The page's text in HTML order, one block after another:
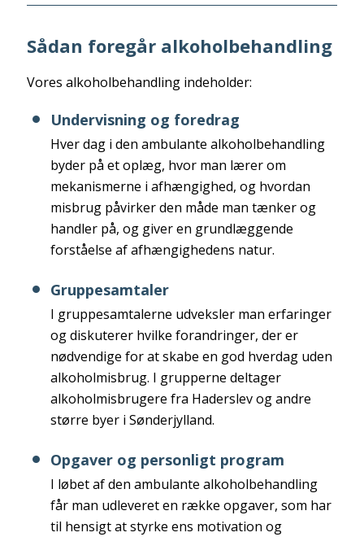
Sådan foregår alkoholbehandling
Vores alkoholbehandling indeholder:
Undervisning og foredrag
Hver dag i den ambulante alkoholbehandling
byder på et oplæg, hvor man lærer om
mekanismerne i afhængighed, og hvordan
misbrug påvirker den måde man tænker og
handler på, og giver en grundlæggende
forståelse af afhængighedens natur.
Gruppesamtaler
I gruppesamtalerne udveksler man erfaringer
og diskuterer hvilke forandringer, der er
nødvendige for at skabe en god hverdag uden
alkoholmisbrug. I grupperne deltager
alkoholmisbrugere fra Haderslev og andre
større byer i Sønderjylland.
Opgaver og personligt program
I løbet af den ambulante alkoholbehandling
får man udleveret en række opgaver, som har
til hensigt at styrke ens motivation og